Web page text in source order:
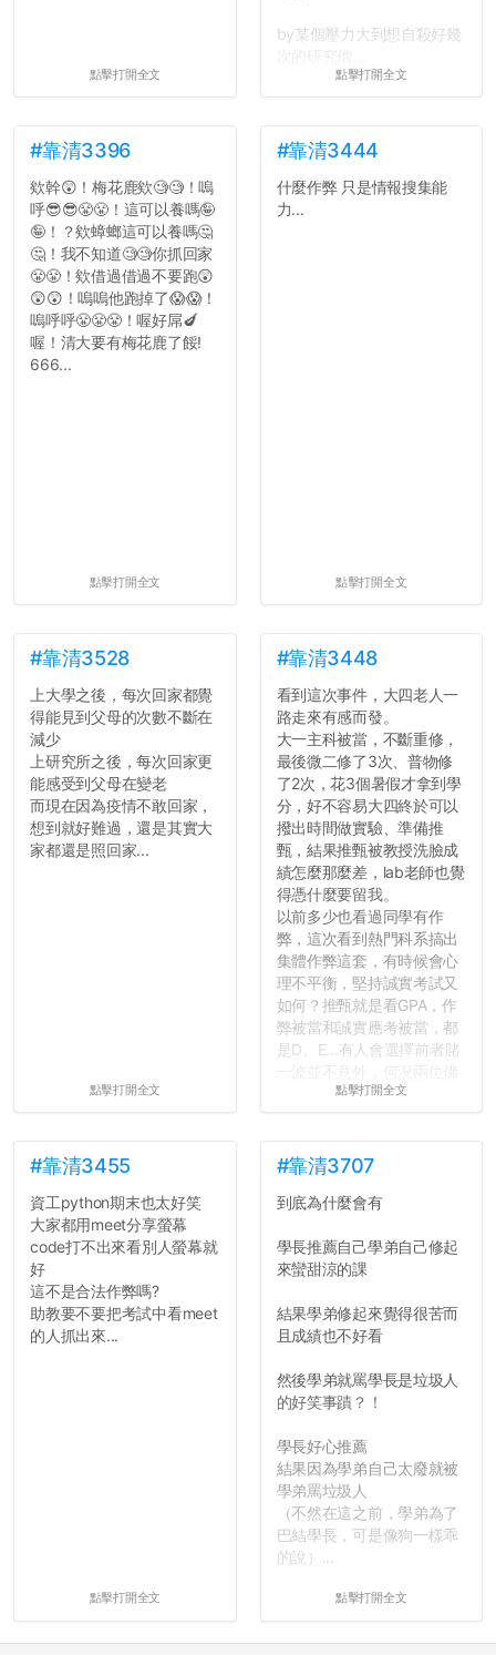
點擊打開全文
by某個壓力大到想自殺好幾
點擊打開全文
#靠清3396
欸幹😲！梅花鹿欸🧐🧐！嗚
呼😎😎😤😤！這可以養嗎🤪
🤪！？欸蟑螂這可以養嗎🤔
🤔！我不知道🧐🧐你抓回家
😤😤！欸借過借過不要跑😲
😲😲！嗚嗚他跑掉了😱😱！
嗚呼呼😤😤😤！喔好屌🍆
喔！清大要有梅花鹿了餒!
666...
點擊打開全文
#靠清3444
什麼作弊 只是情報搜集能
力...
點擊打開全文
#靠清3528
上大學之後，每次回家都覺
得能見到父母的次數不斷在
減少
上研究所之後，每次回家更
能感受到父母在變老
而現在因為疫情不敢回家，
想到就好難過，還是其實大
家都還是照回家...
點擊打開全文
#靠清3448
看到這次事件，大四老人一
路走來有感而發。
大一主科被當，不斷重修，
最後微二修了3次、普物修
了2次，花3個暑假才拿到學
分，好不容易大四終於可以
撥出時間做實驗、準備推
甄，結果推甄被教授洗臉成
績怎麼那麼差，lab老師也覺
得憑什麼要留我。
以前多少也看過同學有作
弊，這次看到熱門科系搞出
集體作弊這套，有時候會心
理不平衡，堅持誠實考試又
如何？推甄就是看GPA，作
弊被當和誠實應考被當，都
是D、E...有人會選擇前者賭
心教授看起來要輕輕放下
長作弊的風氣。
反正老人我明天就要搬離新
關，就當最後一天發個牢騷
吧XD，祝學弟妹們修課順利
點擊打開全文
#靠清3455
資工python期末也太好笑
大家都用meet分享螢幕
code打不出來看別人螢幕就
好
這不是合法作弊嗎?
助教要不要把考試中看meet
的人抓出來...
點擊打開全文
#靠清3707
到底為什麼會有
學長推薦自己學弟自己修起
來蠻甜涼的課
結果學弟修起來覺得很苦而
且成績也不好看
然後學弟就罵學長是垃圾人
的好笑事蹟？！
學長好心推薦
結果因為學弟自己太廢就被
學弟罵垃圾人
（不然在這之前，學弟為了
巴結學長，可是像狗一樣乖
的說）...
點擊打開全文